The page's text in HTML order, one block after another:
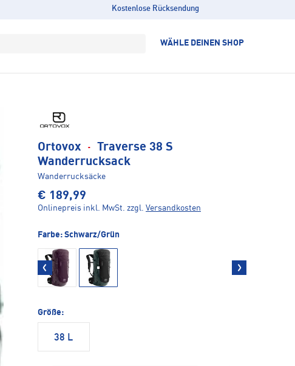
Kostenlose Rücksendung
WÄHLE DEINEN SHOP
Ortovox · Traverse 38 S
Wanderrucksack
Wanderrucksäcke
€ 189,99
Onlinepreis inkl. MwSt. zzgl. Versandkosten
Farbe: Schwarz/Grün
Größe:
38 L